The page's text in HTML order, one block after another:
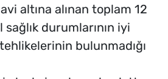
altına alınan toplam 12
sağlık durumlarının iyi
bulunmadığı